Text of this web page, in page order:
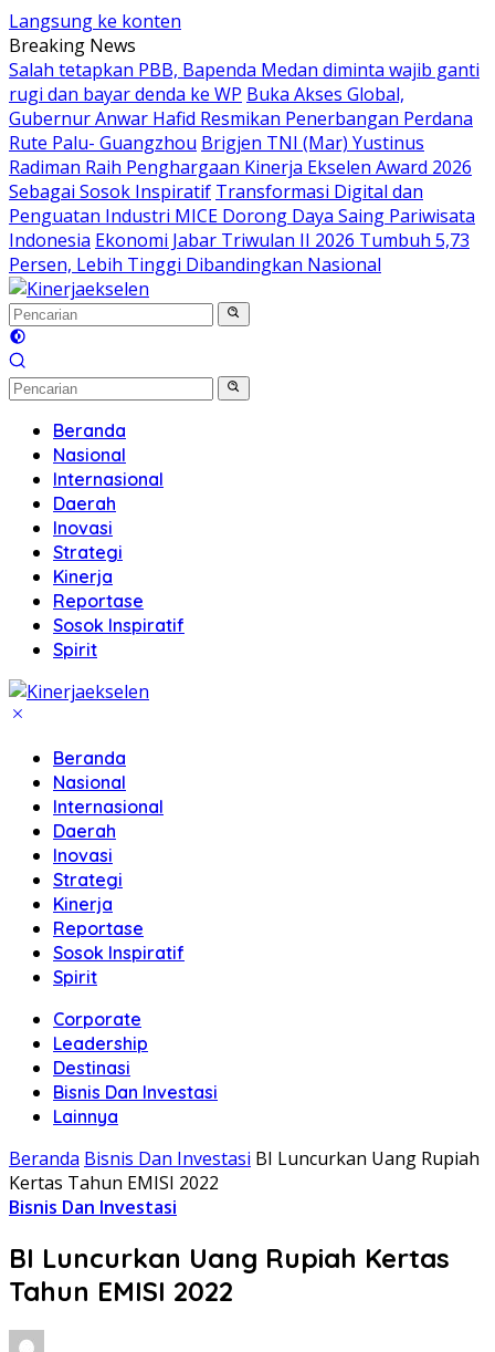
Langsung ke konten
Breaking News
Salah tetapkan PBB, Bapenda Medan diminta wajib ganti
rugi dan bayar denda ke WP Buka Akses Global,
Gubernur Anwar Hafid Resmikan Penerbangan Perdana
Rute Palu- Guangzhou Brigjen TNI (Mar) Yustinus
Radiman Raih Penghargaan Kinerja Ekselen Award 2026
Sebagai Sosok Inspiratif Transformasi Digital dan
Penguatan Industri MICE Dorong Daya Saing Pariwisata
Indonesia Ekonomi Jabar Triwulan II 2026 Tumbuh 5,73
Persen, Lebih Tinggi Dibandingkan Nasional
Beranda
Nasional
Internasional
Daerah
Inovasi
Strategi
Kinerja
Reportase
Sosok Inspiratif
Spirit
Beranda
Nasional
Internasional
Daerah
Inovasi
Strategi
Kinerja
Reportase
Sosok Inspiratif
Spirit
Corporate
Leadership
Destinasi
Bisnis Dan Investasi
Lainnya
Beranda Bisnis Dan Investasi BI Luncurkan Uang Rupiah
Kertas Tahun EMISI 2022
Bisnis Dan Investasi
BI Luncurkan Uang Rupiah Kertas
Tahun EMISI 2022